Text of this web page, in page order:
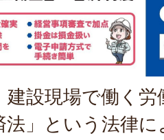
建設現場で働く
法」という法律